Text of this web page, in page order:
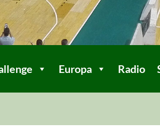
Europa Radio